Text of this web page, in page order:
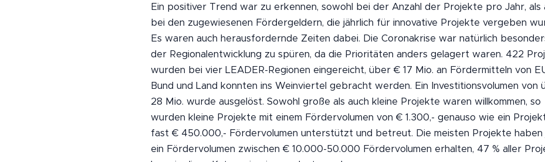
Ein positiver Trend war zu erkennen, sowohl bei der Anzahl der Projekte pro Jahr, als
bei den zugewiesenen Fördergeldern, die jährlich für innovative Projekte vergeben
Es waren auch herausfordernde Zeiten dabei. Die Coronakrise war natürlich
der Regionalentwicklung zu spüren, da die Prioritäten anders gelagert waren. 422
wurden bei vier LEADER-Regionen eingereicht, über € 17 Mio. an Fördermitteln von
Bund und Land konnten ins Weinviertel gebracht werden. Ein Investitionsvolumen von
28 Mio. wurde ausgelöst. Sowohl große als auch kleine Projekte waren willkommen, so
wurden kleine Projekte mit einem Fördervolumen von € 1.300,- genauso wie ein
fast € 450.000,- Fördervolumen unterstützt und betreut. Die meisten Projekte haben
ein Fördervolumen zwischen € 10.000-50.000 Fördervolumen erhalten, 47 % aller